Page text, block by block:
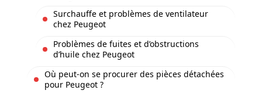
Surchauffe et problèmes de ventilateur
chez Peugeot
Problèmes de fuites et d’obstructions
d’huile chez Peugeot
Où peut-on se procurer des pièces détachées
pour Peugeot ?